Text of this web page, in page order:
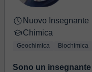
Nuovo Insegnante
Chimica
Geochimica Biochimica
Sono un